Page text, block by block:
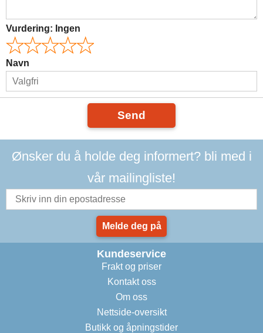
Vurdering: Ingen
Navn
Send
Ønsker du å holde deg informert? bli med i
vår mailingliste!
Melde deg på
Kundeservice
Frakt og priser
Kontakt oss
Om oss
Nettside-oversikt
Butikk og åpningstider